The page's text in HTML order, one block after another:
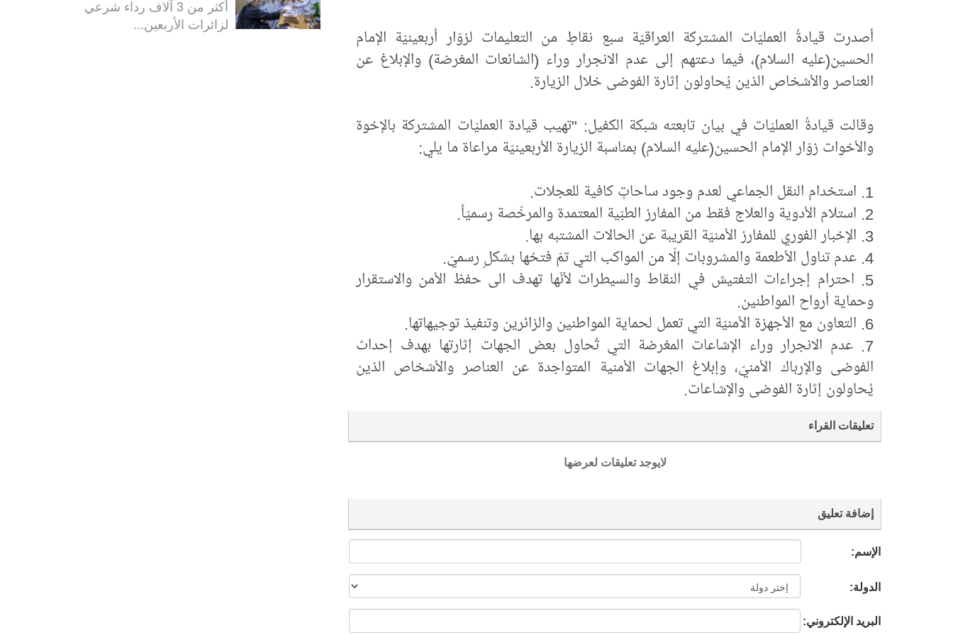
أصدرت قيادةُ العمليّات المشتركة العراقيّة سبع نقاطٍ من التعليمات لزوّار أربعينيّة الإمام
الحسين(عليه السلام)، فيما دعتهم إلى عدم الانجرار وراء (الشائعات المغرضة) والإبلاغ عن
العناصر والأشخاص الذين يُحاولون إثارة الفوضى خلال الزيارة.
وقالت قيادةُ العمليّات في بيان تابعته شبكة الكفيل: "تهيب قيادة العمليّات المشتركة بالإخوة
والأخوات زوّار الإمام الحسين(عليه السلام) بمناسبة الزيارة الأربعينيّة مراعاة ما يلي:
1. استخدام النقل الجماعي لعدم وجود ساحاتٍ كافية للعجلات.
2. استلام الأدوية والعلاج فقط من المفارز الطبّية المعتمدة والمرخّصة رسميّاً.
3. الإخبار الفوري للمفارز الأمنيّة القريبة عن الحالات المشتبه بها.
4. عدم تناول الأطعمة والمشروبات إلّا من المواكب التي تمّ فتحُها بشكلٍ رسميّ.
5. احترام إجراءات التفتيش في النقاط والسيطرات لأنّها تهدف الى حفظ الأمن والاستقرار
وحماية أرواح المواطنين.
6. التعاون مع الأجهزة الأمنيّة التي تعمل لحماية المواطنين والزائرين وتنفيذ توجيهاتها.
7. عدم الانجرار وراء الإشاعات المغرضة التي تُحاول بعض الجهات إثارتها بهدف إحداث
الفوضى والإرباك الأمنيّ، وإبلاغ الجهات الأمنية المتواجدة عن العناصر والأشخاص الذين
يُحاولون إثارة الفوضى والإشاعات.
تعليقات القراء
لايوجد تعليقات لعرضها
إضافة تعليق
الإسم:
الدولة:
البريد الإلكتروني:
أكثر من 3 آلاف رداء شرعي
لزائرات الأربعين...